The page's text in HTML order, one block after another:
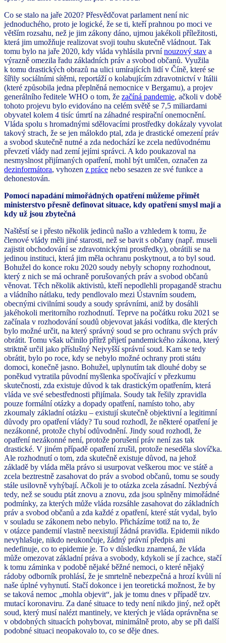
Co se stalo na jaře 2020? Přesvědčovat parlament není nic
jednoduchého, proto je logické, že se ti, kteří prahnou po moci ve
větším rozsahu, než je jim zákony dáno, ujmou jakékoli příležitosti,
která jim umožňuje realizovat svoji touhu skutečně vládnout. Tak
tomu bylo na jaře 2020, kdy vláda vyhlásila prvnínouzový stav a
výrazně omezila řadu základních práv a svobod občanů. Využila
k tomu drastických obrazů na ulici umírajících lidí v Číně, které se
šířily sociálními sítěmi, reportáží o kolabujícím zdravotnictví v Itálii
(které způsobila jedna přeplněná nemocnice v Bergamu), a projev
generálního ředitele WHO o tom, že začíná pandemie, ačkoli v době
tohoto projevu bylo evidováno na celém světě se 7,5 miliardami
obyvatel kolem 4 tisíc úmrtí na záhadné respirační onemocnění.
Vláda spolu s hromadnými sdělovacími prostředky dokázaly vyvolat
takový strach, že se jen málokdo ptal, zda je drastické omezení práv
a svobod skutečně nutné a zda nedochází ke zcela nedůvodnému
převzetí vlády nad zemí jejími správci. A kdo poukazoval na
nesmyslnost přijímaných opatření, mohl být umlčen, označen za
dezinformátora, vyhozen z práce nebo sesazen ze své funkce a
dehonestován.
Pomocí napadání mimořádných opatření můžeme přimět
ministerstvo přesně definovat situace, kdy opatření smysl mají a
kdy už jsou zbytečná
Naštěstí se i přesto několik jedinců našlo a vzhledem k tomu, že
členové vlády měli jiné starosti, než se bavit s občany (např. museli
zajistit obchodování se zdravotnickými prostředky), obrátili se na
jedinou instituci, která jim měla ochranu poskytnout, a to byl soud.
Bohužel do konce roku 2020 soudy nebyly schopny rozhodnout,
který z nich se má ochraně porušovaných práv a svobod občanů
věnovat. Těch několik aktivistů, kteří nepodlehli propagandě strachu
a vládního nátlaku, tedy pendlovalo mezi Ústavním soudem,
obecnými civilními soudy a soudy správními, aniž by dosáhli
jakéhokoli meritorního rozhodnutí. Teprve na počátku roku 2021 se
začínala v rozhodování soudů objevovat jakási vodítka, dle kterých
bylo možné určit, na který správný soud se pro ochranu svých práv
obrátit. Tomu však učinilo přítrž přijetí pandemického zákona, který
striktně určil jako příslušný Nejvyšší správní soud. Kam se tedy
obrátit, bylo po roce, kdy se nebylo možné ochrany proti státu
domoci, konečně jasno. Bohužel, uplynutím tak dlouhé doby se
poněkud vytratila původní myšlenka spočívající v přezkumu
skutečnosti, zda existuje důvod k tak drastickým opatřením, která
vláda ve své sebestřednosti přijímala. Soudy tak řešily zpravidla
pouze formální otázky a dopady opatření, namísto toho, aby
zkoumaly základní otázku – existují skutečně objektivní a legitimní
důvody pro opatření vlády? Tu soud rozhodl, že některé opatření je
nezákonné, protože chybí odůvodnění. Jindy soud rozhodl, že
opatření nezákonné není, protože porušení práv není zas tak
drastické. V jiném případě opatření zrušil, protože neseděla slovíčka.
Ale rozhodnutí o tom, zda skutečně existuje důvod, na jehož
základě by vláda měla právo si usurpovat veškerou moc ve státě a
zcela beztrestně zasahovat do práv a svobod občanů, tomu se soudy
stále usilovně vyhýbají. Ačkoli je to otázka zcela zásadní. Nezbývá
tedy, než se soudu ptát znovu a znovu, zda jsou splněny mimořádné
podmínky, za kterých může vláda rozsáhle zasahovat do základních
práv a svobod občanů a zda každé z opatření, které stát vydal, bylo
v souladu se zákonem nebo nebylo. Přicházíme totiž na to, že
v otázce pandemií vlastně neexistují žádná pravidla. Epidemii nikdo
nevyhlašuje, nikdo neukončuje, žádný právní předpis ani
nedefinuje, co to epidemie je. To v důsledku znamená, že vláda
může omezovat základní práva a svobody, kdykoli se jí zachce, stačí
k tomu záminka v podobě nějaké běžné nemoci, o které nějaký
rádoby odborník prohlásí, že je smrtelně nebezpečná a hrozí kvůli ní
naše úplné vyhynutí. Stačí dokonce i jen teoretická možnost, že by
se taková nemoc „mohla objevit“, jak je tomu dnes v případě tzv.
mutací koronaviru. Za dané situace to tedy není nikdo jiný, než opět
soud, který musí nalézt mantinely, ve kterých je vláda oprávněna se
v obdobných situacích pohybovat, minimálně proto, aby se při další
podobné situaci neopakovalo to, co se děje dnes.